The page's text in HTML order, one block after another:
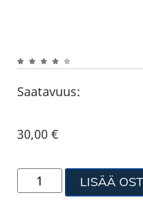
Saatavuus:
30,00€
LISÄÄ